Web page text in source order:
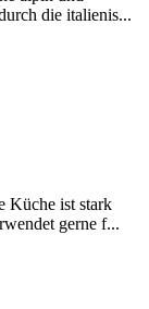
die italienis...
Küche ist stark
gerne f...